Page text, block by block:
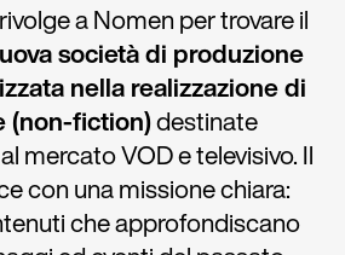
a Nomen per trovare il
società di produzione
nella realizzazione di
(non-fiction)destinate
mercato VOD e televisivo. Il
con una missione chiara:
che approfondiscano